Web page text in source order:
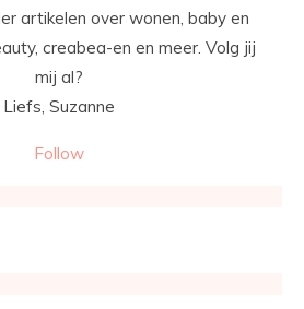
artikelen over wonen, baby en
creabea-en en meer. Volg jij
mij al?
Liefs, Suzanne
Follow